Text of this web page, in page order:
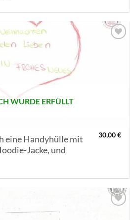
WURDE ERFÜLLT
eine Handyhülle mit
Jacke, und
30,00€